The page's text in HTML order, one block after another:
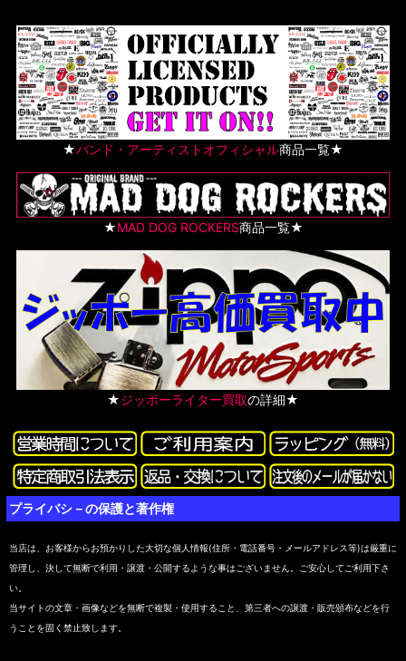
★バンド・アーティストオフィシャル商品一覧★
★MAD DOG ROCKERS商品一覧★
★ジッポーライター買取の詳細★
プライバシ－の保護と著作権
当店は、お客様からお預かりした大切な個人情報(住所・電話番号・メールアドレス等)は厳重に
管理し、決して無断で利用・譲渡・公開するような事はございません。ご安心してご利用下さ
い。
当サイトの文章・画像などを無断で複製・使用すること、第三者への譲渡・販売頒布などを行
うことを固く禁止致します。